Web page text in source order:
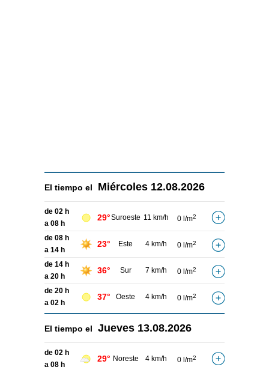
El tiempo el Miércoles 12.08.2026
de 02 h
a 08 h
29°Suroeste 11 km/h 0 l/m2
de 08 h
a 14 h
23° Este 4 km/h 0 l/m2
de 14 h
a 20 h
36° Sur 7 km/h 0 l/m2
de 20 h
a 02 h
37° Oeste 4 km/h 0 l/m2
El tiempo el Jueves 13.08.2026
de 02 h
a 08 h
29° Noreste 4 km/h 0 l/m2